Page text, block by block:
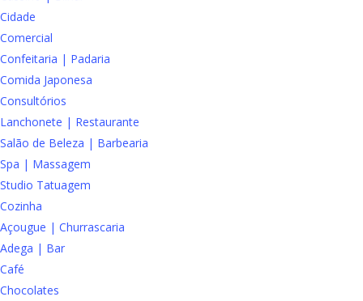
Cidade
Comercial
Confeitaria | Padaria
Comida Japonesa
Consultórios
Lanchonete | Restaurante
Salão de Beleza | Barbearia
Spa | Massagem
Studio Tatuagem
Cozinha
Açougue | Churrascaria
Adega | Bar
Café
Chocolates